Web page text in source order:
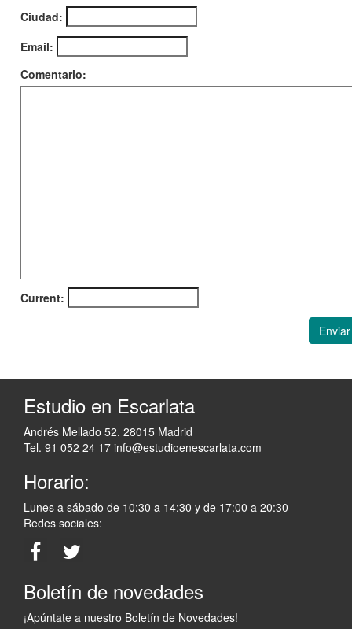
Ciudad:
Email:
Comentario:
Current:
Enviar
Estudio en Escarlata
Andrés Mellado 52. 28015 Madrid
Tel. 91 052 24 17 info@estudioenescarlata.com
Horario:
Lunes a sábado de 10:30 a 14:30 y de 17:00 a 20:30
Redes sociales:
Boletín de novedades
¡Apúntate a nuestro Boletín de Novedades!